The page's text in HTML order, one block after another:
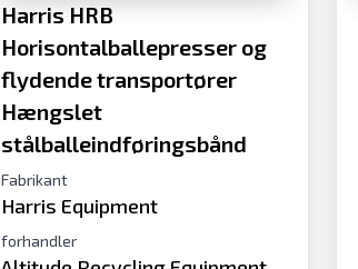
Harris HRB
Horisontalballepresser og
flydende transportører
Hængslet
stålballeindføringsbånd
Fabrikant
Harris Equipment
forhandler